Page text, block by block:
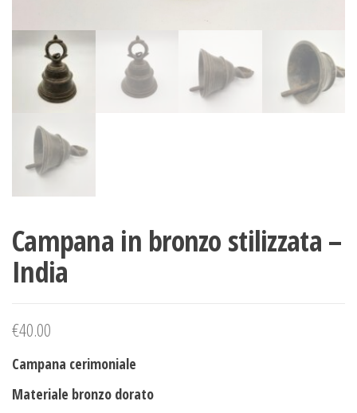
Campana in bronzo stilizzata –
India
€40.00
Campana cerimoniale
Materiale bronzo dorato